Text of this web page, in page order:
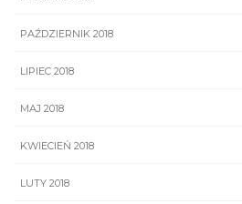
PAŹDZIERNIK 2018
LIPIEC 2018
MAJ 2018
KWIECIEŃ 2018
LUTY 2018